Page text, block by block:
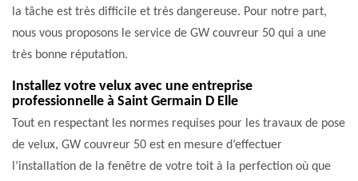
la tâche est très difficile et très dangereuse. Pour notre part,
nous vous proposons le service de GW couvreur 50 qui a une
très bonne réputation.
Installez votre velux avec une entreprise
professionnelle à Saint Germain D Elle
Tout en respectant les normes requises pour les travaux de pose
de velux, GW couvreur 50 est en mesure d’effectuer
l’installation de la fenêtre de votre toit à la perfection où que